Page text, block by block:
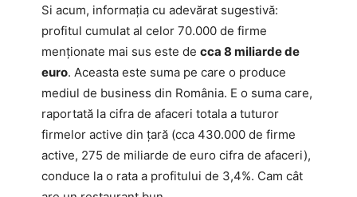
Si acum, informația cu adevărat sugestivă:
profitul cumulat al celor 70.000 de firme
menționate mai sus este de cca 8 miliarde de
euro. Aceasta este suma pe care o produce
mediul de business din România. E o suma care,
raportată la cifra de afaceri totala a tuturor
firmelor active din țară (cca 430.000 de firme
active, 275 de miliarde de euro cifra de afaceri),
conduce la o rata a profitului de 3,4%. Cam cât